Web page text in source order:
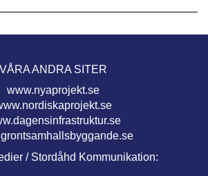
VÅRA ANDRA SITER
www.nyaprojekt.se
/ Stordåhd Kommunikation: